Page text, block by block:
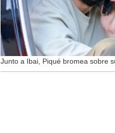
Junto a Ibai, Piqué bromea sobre